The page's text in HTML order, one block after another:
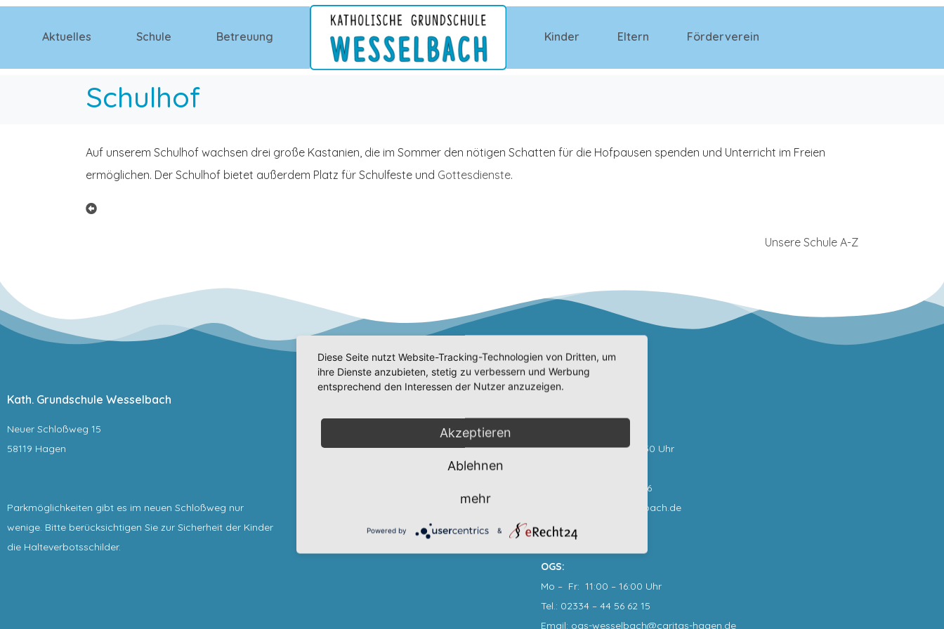
Aktuelles Schule Betreuung Kinder Eltern Förderverein
Schulhof
Auf unserem Schulhof wachsen drei große Kastanien, die im Sommer den nötigen Schatten für die Hofpausen spenden und Unterricht im Freien
ermöglichen. Der Schulhof bietet außerdem Platz für Schulfeste und Gottesdienste.
Unsere Schule A-Z
Kath. Grundschule Wesselbach
Neuer Schloßweg 15
58119 Hagen
Parkmöglichkeiten gibt es im neuen Schloßweg nur
wenige. Bitte berücksichtigen Sie zur Sicherheit der Kinder
die Halteverbotsschilder.
Mo, Di, Mi, Do: 7:30-12:30 Uhr
Fax: 02334 – 44 56 62 16
Email: info@gs-wesselbach.de
OGS:
Mo – Fr: 11:00 – 16:00 Uhr
Tel.: 02334 – 44 56 62 15
Email: ogs-wesselbach@caritas-hagen.de
Diese Seite nutzt Website-Tracking-Technologien von Dritten, um
ihre Dienste anzubieten, stetig zu verbessern und Werbung
entsprechend den Interessen der Nutzer anzuzeigen.
Akzeptieren
Ablehnen
mehr
Powered by &